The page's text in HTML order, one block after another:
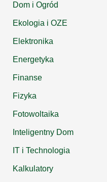
Dom i Ogród
Ekologia i OZE
Elektronika
Energetyka
Finanse
Fizyka
Fotowoltaika
Inteligentny Dom
IT i Technologia
Kalkulatory